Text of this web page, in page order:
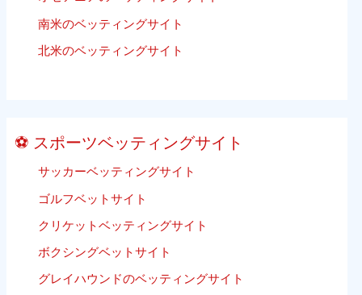
利
す
ツ
ベ
ッ
ト
ウ
ェ
南米のベッティングサイト
北米のベッティングサイト
⚽ スポーツベッティングサイト
サッカーベッティングサイト
ゴルフベットサイト
クリケットベッティングサイト
ボクシングベットサイト
グレイハウンドのベッティングサイト